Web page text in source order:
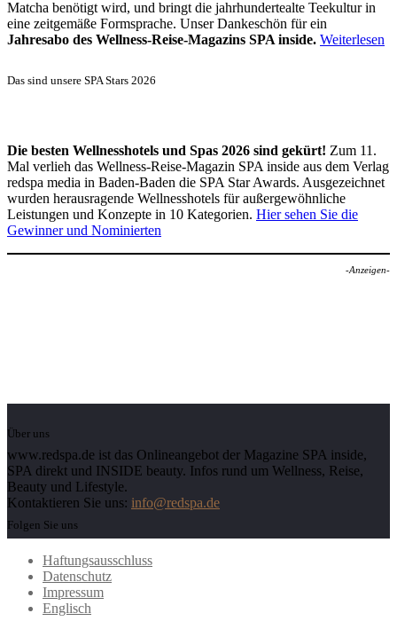
Matcha benötigt wird, und bringt die jahrhundertealte Teekultur in
eine zeitgemäße Formsprache. Unser Dankeschön für ein
Jahresabo des Wellness-Reise-Magazins SPA inside. Weiterlesen
Das sind unsere SPA Stars 2026
Die besten Wellnesshotels und Spas 2026 sind gekürt! Zum 11.
Mal verlieh das Wellness-Reise-Magazin SPA inside aus dem Verlag
redspa media in Baden-Baden die SPA Star Awards. Ausgezeichnet
wurden herausragende Wellnesshotels für außergewöhnliche
Leistungen und Konzepte in 10 Kategorien. Hier sehen Sie die
Gewinner und Nominierten
-Anzeigen-
Über uns
www.redspa.de ist das Onlineangebot der Magazine SPA inside,
SPA direkt und INSIDE beauty. Infos rund um Wellness, Reise,
Beauty und Lifestyle.
Kontaktieren Sie uns: info@redspa.de
Folgen Sie uns
Haftungsausschluss
Datenschutz
Impressum
Englisch